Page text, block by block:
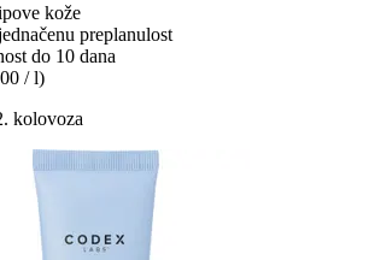
kože
preplanulost
do 10 dana
/ l)
kolovoza